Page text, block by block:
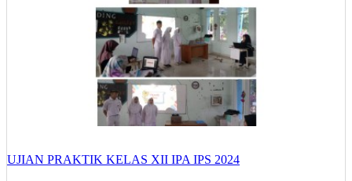
UJIAN PRAKTIK KELAS XII IPA IPS 2024